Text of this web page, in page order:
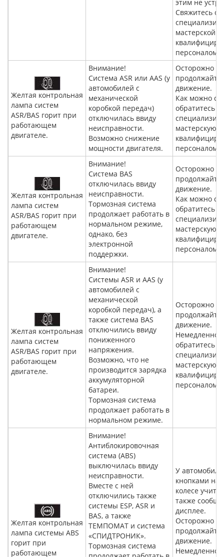
этим не
Свяжитесь со
мастерской с
персоналом.
Желтая контрольная
лампа систем
ASR/BAS горит при
работающем
двигателе.
Внимание!
Система ASR или AAS (у
автомобилей с
механической
коробкой передач)
отключилась ввиду
неисправности.
Возможно снижение
мощности двигателя.
Осторожно
продолжайте
движение.
Как можно
обратитесь в
мастерскую с
персоналом.
Желтая контрольная
лампа систем
ASR/BAS горит при
работающем
двигателе.
Внимание!
Система BAS
отключилась ввиду
неисправности.
Тормозная система
продолжает работать в
нормальном режиме,
однако, без
электронной
поддержки.
Осторожно
продолжайте
движение.
Как можно
обратитесь в
мастерскую с
персоналом.
Желтая контрольная
лампа систем
ASR/BAS горит при
работающем
двигателе.
Внимание!
Системы ASR и AAS (у
автомобилей с
механической
коробкой передач), а
также система BAS
отключились ввиду
пониженного
напряжения.
Возможно, что не
производится зарядка
аккумуляторной
батареи.
Тормозная система
продолжает работать в
нормальном режиме.
Осторожно
продолжайте
движение.
Немедленно
обратитесь в
мастерскую с
персоналом.
Желтая контрольная
лампа системы ABS
горит при
работающем
Внимание!
Антиблокировочная
система (ABS)
выключилась ввиду
неисправности.
Вместе с ней
отключились также
системы ESP, ASR и
BAS, а также
TEMПOMAT и система
«СПИДТРОНИК».
Тормозная система
У
кнопками на
колесе
также
дисплее.
Осторожно
продолжайте
движение.
Немедленно